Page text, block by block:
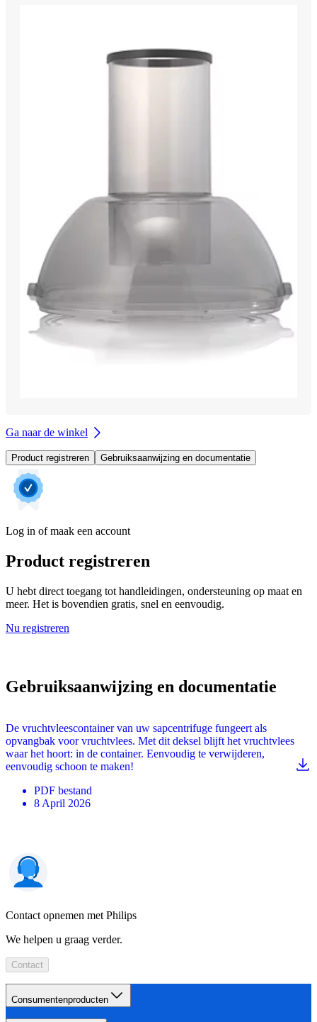
Ga naar de winkel
Product registreren Gebruiksaanwijzing en documentatie
Log in of maak een account
Product registreren
U hebt direct toegang tot handleidingen, ondersteuning op maat en
meer. Het is bovendien gratis, snel en eenvoudig.
Nu registreren
Gebruiksaanwijzing en documentatie
De vruchtvleescontainer van uw sapcentrifuge fungeert als
opvangbak voor vruchtvlees. Met dit deksel blijft het vruchtvlees
waar het hoort: in de container. Eenvoudig te verwijderen,
eenvoudig schoon te maken!
PDF bestand
8 April 2026
Contact opnemen met Philips
We helpen u graag verder.
Contact
Consumentenproducten